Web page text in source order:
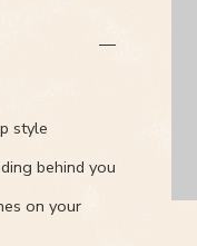
style
behind you
on your